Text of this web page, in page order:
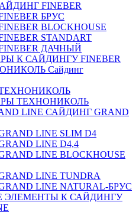
FINEBER
БРУС
BLOCKHOUSE
STANDART
ДАЧНЫЙ
К САЙДИНГУ FINEBER
Сайдинг
ТЕХНОНИКОЛЬ
САЙДИНГ GRAND
LINE SLIM D4
LINE D4,4
LINE BLOCKHOUSE
LINE TUNDRA
LINE NATURAL-БРУС
ЭЛЕМЕНТЫ К САЙДИНГУ